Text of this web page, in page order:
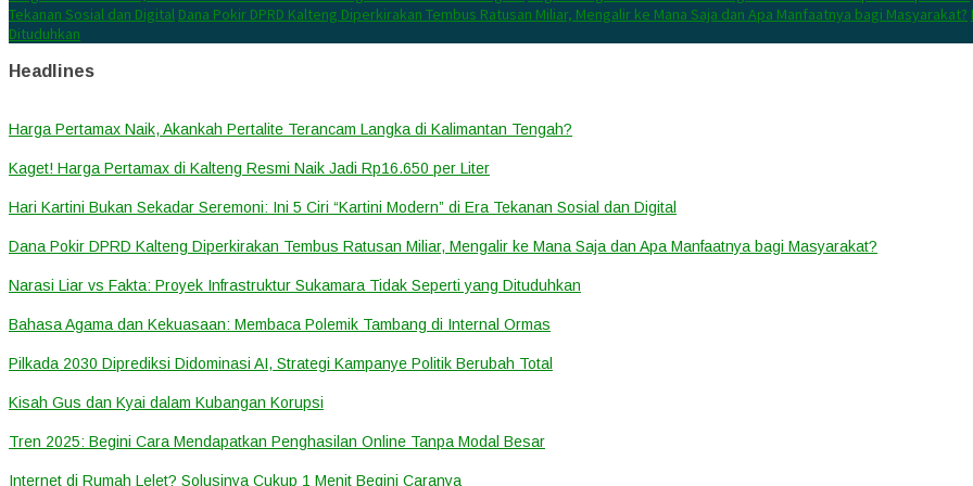
Tekanan Sosial dan Digital Dana Pokir DPRD Kalteng Diperkirakan Tembus Ratusan Miliar, Mengalir ke Mana Saja dan Apa Manfaatnya bagi Masyarakat?
Dituduhkan
Headlines
Harga Pertamax Naik, Akankah Pertalite Terancam Langka di Kalimantan Tengah?
Kaget! Harga Pertamax di Kalteng Resmi Naik Jadi Rp16.650 per Liter
Hari Kartini Bukan Sekadar Seremoni: Ini 5 Ciri “Kartini Modern” di Era Tekanan Sosial dan Digital
Dana Pokir DPRD Kalteng Diperkirakan Tembus Ratusan Miliar, Mengalir ke Mana Saja dan Apa Manfaatnya bagi Masyarakat?
Narasi Liar vs Fakta: Proyek Infrastruktur Sukamara Tidak Seperti yang Dituduhkan
Bahasa Agama dan Kekuasaan: Membaca Polemik Tambang di Internal Ormas
Pilkada 2030 Diprediksi Didominasi AI, Strategi Kampanye Politik Berubah Total
Kisah Gus dan Kyai dalam Kubangan Korupsi
Tren 2025: Begini Cara Mendapatkan Penghasilan Online Tanpa Modal Besar
Internet di Rumah Lelet? Solusinya Cukup 1 Menit Begini Caranya